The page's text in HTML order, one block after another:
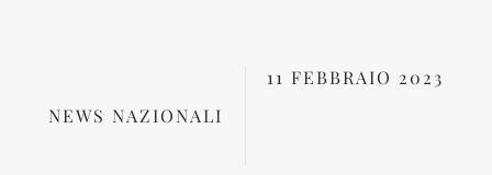
NEWS NAZIONALI
11 FEBBRAIO 2023